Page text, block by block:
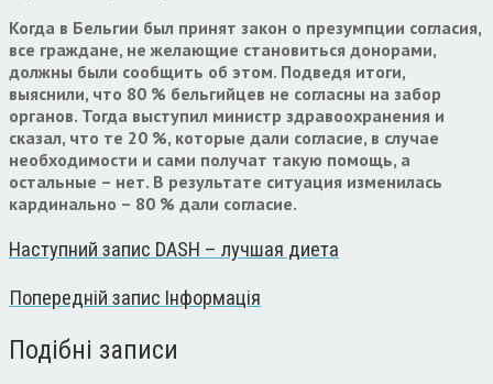
Когда в Бельгии был принят закон о презумпции согласия,
все граждане, не желающие становиться донорами,
должны были сообщить об этом. Подведя итоги,
выяснили, что 80 % бельгийцев не согласны на забор
органов. Тогда выступил министр здравоохранения и
сказал, что те 20 %, которые дали согласие, в случае
необходимости и сами получат такую помощь, а
остальные – нет. В результате ситуация изменилась
кардинально – 80 % дали согласие.
Наступний запис DASH – лучшая диета
Попередній запис Інформація
Подібні записи